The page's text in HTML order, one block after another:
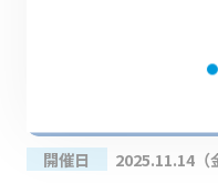
開催日 2025.11.14（